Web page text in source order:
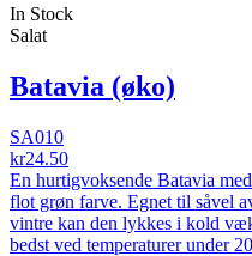
In Stock
Salat
Batavia (øko)
SA010
kr24.50
En hurtigvoksende Batavia
flot grøn farve. Egnet til såvel
vintre kan den lykkes i kold
bedst ved temperaturer under